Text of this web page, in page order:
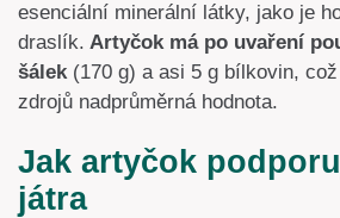
esenciální minerální látky, jako je
draslík. Artyčok má po uvaření
šálek(170 g) a asi 5 g bílkovin,
zdrojů nadprůměrná hodnota.
Jak artyčok
játra